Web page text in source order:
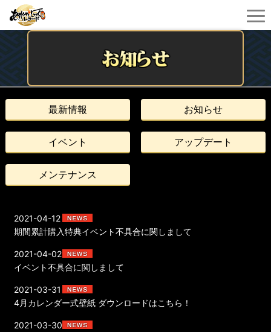
最新情報 お知らせ
イベント アップデート
メンテナンス
期間累計購入特典イベント不具合に関しまして
2021-04-12
イベント不具合に関しまして
2021-04-02
4月カレンダー式壁紙 ダウンロードはこちら！
2021-03-31
2021-03-30